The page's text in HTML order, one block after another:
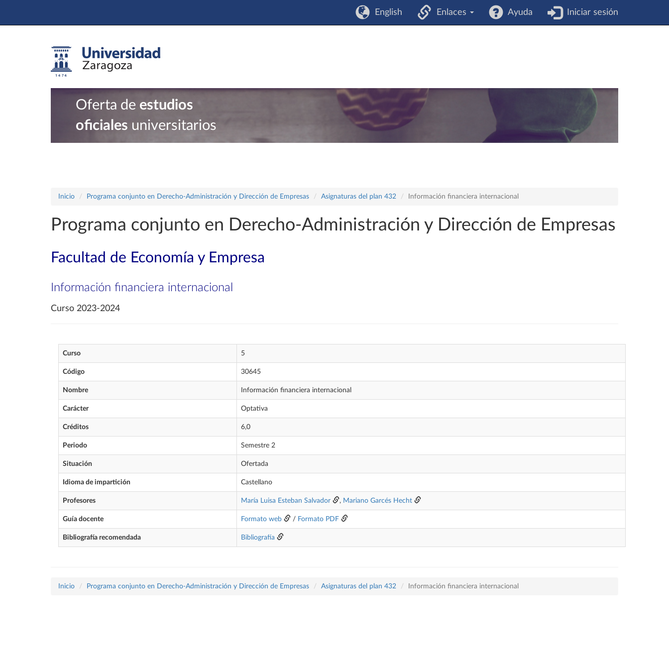
English Enlaces Ayuda Iniciar sesión
Oferta de estudios
oficiales universitarios
Inicio Programa conjunto en Derecho-Administración y Dirección de Empresas Asignaturas del plan 432 Información financiera internacional
Programa conjunto en Derecho-Administración y Dirección de Empresas
Facultad de Economía y Empresa
Información financiera internacional
Curso 2023-2024
Curso 5
Código 30645
Nombre Información financiera internacional
Carácter Optativa
Créditos 6,0
Periodo Semestre 2
Situación Ofertada
Idioma de impartición Castellano
Profesores María Luisa Esteban Salvador , Mariano Garcés Hecht
Guía docente Formato web / Formato PDF
Bibliografía recomendada Bibliografía
Inicio Programa conjunto en Derecho-Administración y Dirección de Empresas Asignaturas del plan 432 Información financiera internacional